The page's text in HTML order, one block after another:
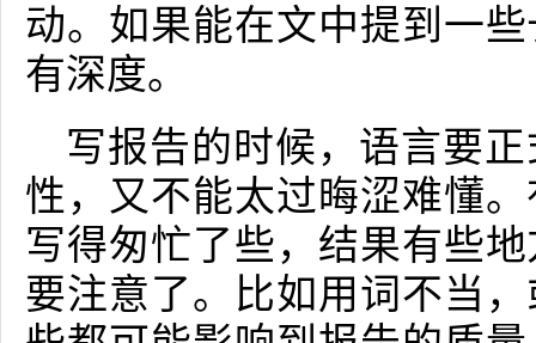
动。如果能在文中提到一
有深度。
写报告的时候，语言要
性，又不能太过晦涩难懂
写得匆忙了些，结果有些
要注意了。比如用词不当